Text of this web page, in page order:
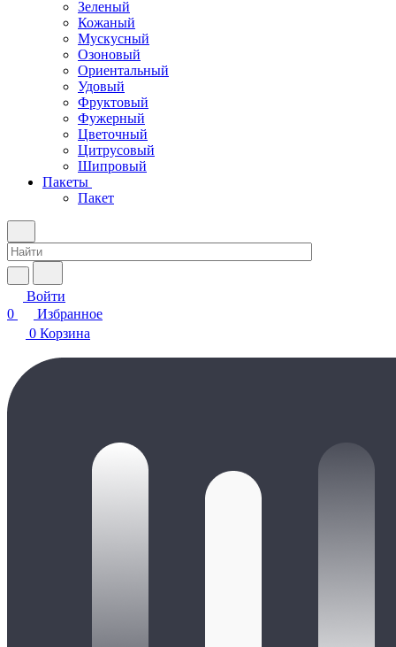
Зеленый
Кожаный
Мускусный
Озоновый
Ориентальный
Удовый
Фруктовый
Фужерный
Цветочный
Цитрусовый
Шипровый
Пакеты
Пакет
Войти
0
Избранное
0 Корзина